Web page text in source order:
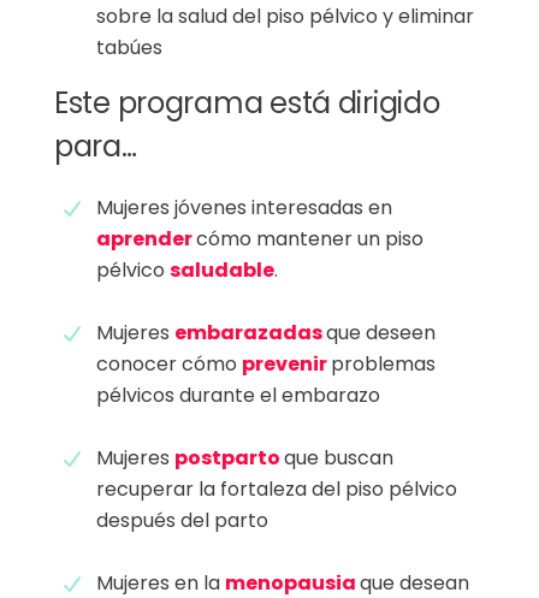
sobre la salud del piso pélvico y eliminar
tabúes
Este programa está dirigido
para…
Mujeres jóvenes interesadas en
aprendercómo mantener un piso
pélvico saludable.
Mujeres embarazadasque deseen
conocer cómo prevenirproblemas
pélvicos durante el embarazo
Mujeres postpartoque buscan
recuperar la fortaleza del piso pélvico
después del parto
Mujeres en la menopausiaque desean